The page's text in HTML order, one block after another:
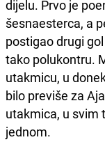
dijelu. Prvo je
šesnaesterca, a
postigao drugi
tako polukontru.
utakmicu, u
bilo previše za
utakmica, u svim
jednom.